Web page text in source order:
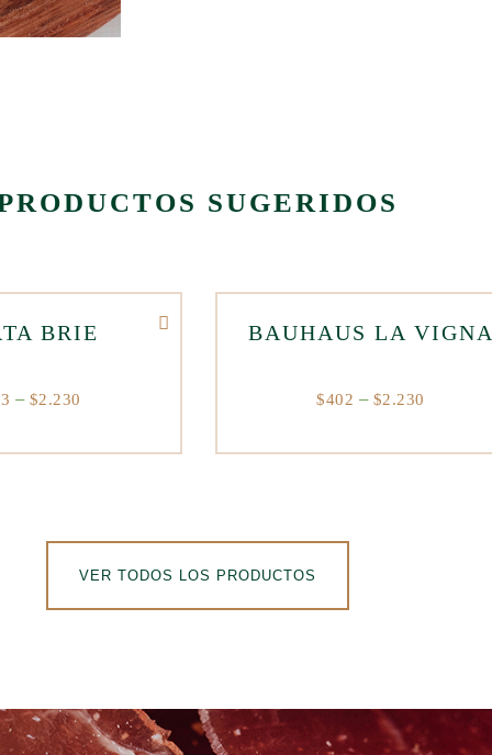
SUGERIDOS
BRIE
– $2.230
BAUHAUS LA VIGNA
$402 – $2.230
VER TODOS LOS PRODUCTOS